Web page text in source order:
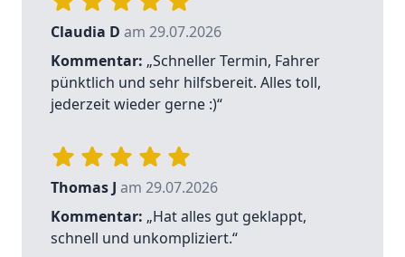
Claudia D am 29.07.2026
Kommentar: „Schneller Termin, Fahrer
pünktlich und sehr hilfsbereit. Alles toll,
jederzeit wieder gerne :)“
Thomas J am 29.07.2026
Kommentar: „Hat alles gut geklappt,
schnell und unkompliziert.“